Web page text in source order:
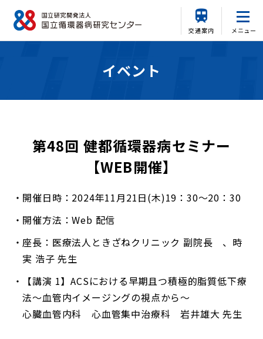
交通案内 メニュー
イベント
第48回 健都循環器病セミナー
【WEB開催】
開催日時：2024年11月21日(木)19：30～20：30
開催方法：Web 配信
座長：医療法人ときざねクリニック 副院長 、時
実 浩子 先生
【講演 1】ACSにおける早期且つ積極的脂質低下療
法～血管内イメージングの視点から～
心臓血管内科 心血管集中治療科 岩井雄大 先生